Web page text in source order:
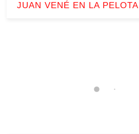
JUAN VENÉ EN LA PELOTA